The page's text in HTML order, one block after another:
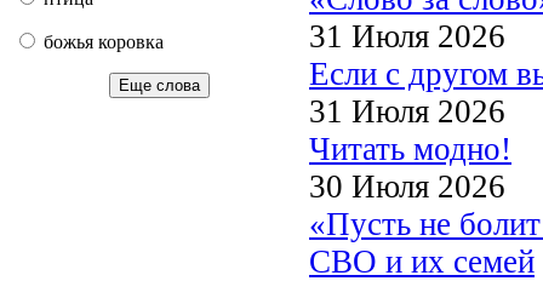
божья коровка
Еще слова
31 Июля 2026
Если с другом
31 Июля 2026
Читать модно!
30 Июля 2026
«Пусть не
СВО и их семей